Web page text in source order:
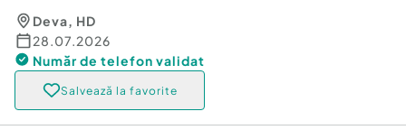
Deva, HD
28.07.2026
Număr de telefon validat
Salvează la favorite